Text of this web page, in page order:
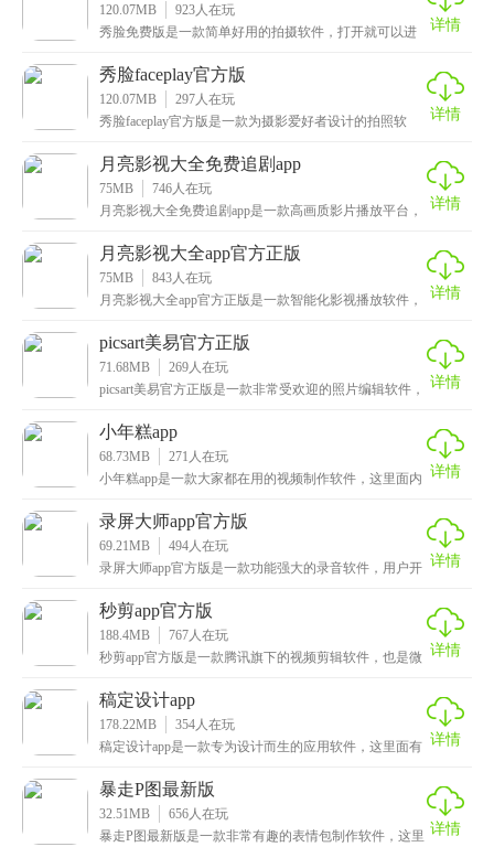
120.07MB 923 人在玩
秀脸免费版是一款简单好用的拍摄软件，打开就可以进
各项
详情
秀脸faceplay官方版
120.07MB 297 人在玩
秀脸faceplay官方版是一款为摄影爱好者设计的拍照软
详情
月亮影视大全免费追剧app
75MB 746 人在玩
月亮影视大全免费追剧app是一款高画质影片播放平台，
详情
月亮影视大全app官方正版
75MB 843 人在玩
月亮影视大全app官方正版是一款智能化影视播放软件，
详情
picsart美易官方正版
71.68MB 269 人在玩
picsart美易官方正版是一款非常受欢迎的照片编辑软件，
详情
小年糕app
68.73MB 271 人在玩
小年糕app是一款大家都在用的视频制作软件，这里面内 详情
录屏大师app官方版
69.21MB 494 人在玩
录屏大师app官方版是一款功能强大的录音软件，用户开 详情
秒剪app官方版
188.4MB 767 人在玩
秒剪app官方版是一款腾讯旗下的视频剪辑软件，也是微 详情
稿定设计app
178.22MB 354 人在玩
稿定设计app是一款专为设计而生的应用软件，这里面有 详情
暴走P图最新版
32.51MB 656 人在玩
暴走P图最新版是一款非常有趣的表情包制作软件，这里 详情